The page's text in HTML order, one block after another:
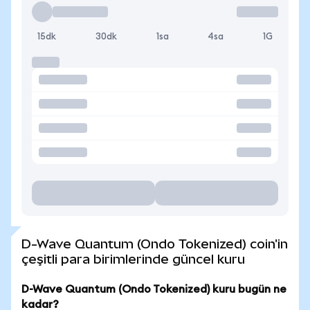
15dk 30dk 1sa 4sa 1G
D-Wave Quantum (Ondo Tokenized) coin'in
çeşitli para birimlerinde güncel kuru
D-Wave Quantum (Ondo Tokenized) kuru bugün ne
kadar?